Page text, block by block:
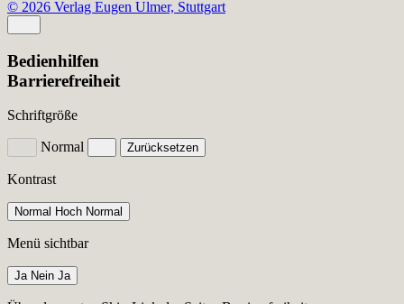
© 2026 Verlag Eugen Ulmer, Stuttgart
Bedienhilfen
Barrierefreiheit
Schriftgröße
Normal Zurücksetzen
Kontrast
Normal Hoch Normal
Menü sichtbar
Ja Nein Ja